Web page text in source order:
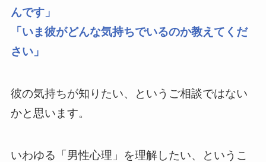
んです」
「いま彼がどんな気持ちでいるのか教えてくだ
さい」
彼の気持ちが知りたい、というご相談ではない
かと思います。
いわゆる「男性心理」を理解したい、というこ